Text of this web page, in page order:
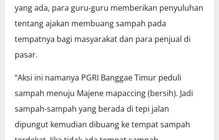
yang ada, para guru-guru memberikan penyuluhan
tentang ajakan membuang sampah pada
tempatnya bagi masyarakat dan para penjual di
pasar.
“Aksi ini namanya PGRI Banggae Timur peduli
sampah menuju Majene mapaccing (bersih). Jadi
sampah-sampah yang berada di tepi jalan
dipungut kemudian dibuang ke tempat sampah